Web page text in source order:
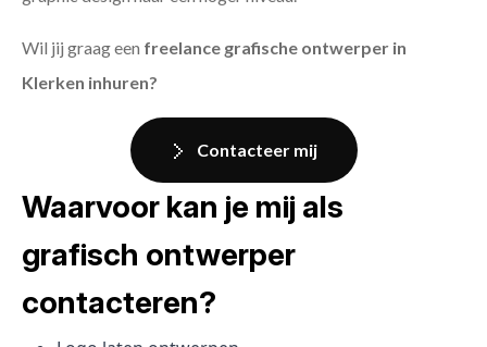
Wil jij graag een freelance grafische ontwerper in
Klerken inhuren?
Contacteer mij
Waarvoor kan je mij als
grafisch ontwerper
contacteren?